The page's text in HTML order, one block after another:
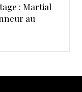
: Martial
au